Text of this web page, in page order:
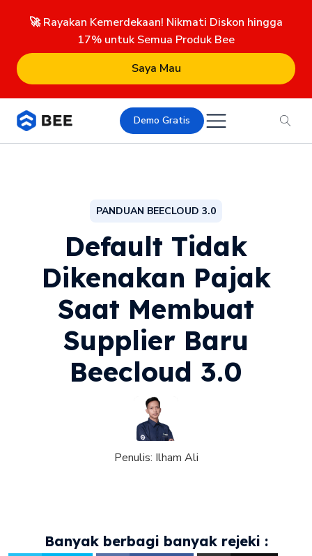
🚀 Rayakan Kemerdekaan! Nikmati Diskon hingga
17% untuk Semua Produk Bee
Saya Mau
Demo Gratis
PANDUAN BEECLOUD 3.0
Default Tidak
Dikenakan Pajak
Saat Membuat
Supplier Baru
Beecloud 3.0
Penulis: Ilham Ali
Banyak berbagi banyak rejeki :